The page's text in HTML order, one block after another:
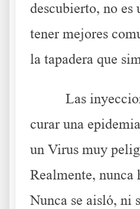
descubierto, no es
tener mejores
la tapadera que
Las
curar una
un Virus muy
Realmente, nunca
Nunca se aisló, ni